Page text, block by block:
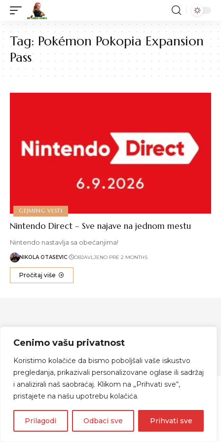
Cenimo vašu privatnost
Koristimo kolačiće da bismo poboljšali vaše iskustvo
pregledanja, prikazivali personalizovane oglase ili sadržaj
i analizirali naš saobraćaj. Klikom na „Prihvati sve“,
pristajete na našu upotrebu kolačića.
Prilagodi Odbaci sve Prihvati sve
Tag: Pokémon Pokopia Expansion
Pass
GEJMING VESTI
Nintendo Direct – Sve najave na jednom mestu
Nintendo nastavlja sa obećanjima!
NIKOLA OTASEVIC OBJAVLJENO PRE 2 MONTHS
Pročitaj više
© 2024 Indijanka Danka